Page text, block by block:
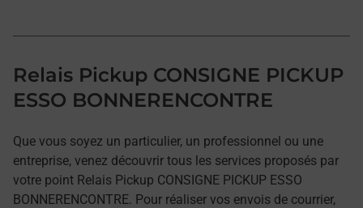
Relais Pickup CONSIGNE PICKUP
ESSO BONNERENCONTRE
Que vous soyez un particulier, un professionnel ou une
entreprise, venez découvrir tous les services proposés par
votre point Relais Pickup CONSIGNE PICKUP ESSO
BONNERENCONTRE. Pour réaliser vos envois de courrier,